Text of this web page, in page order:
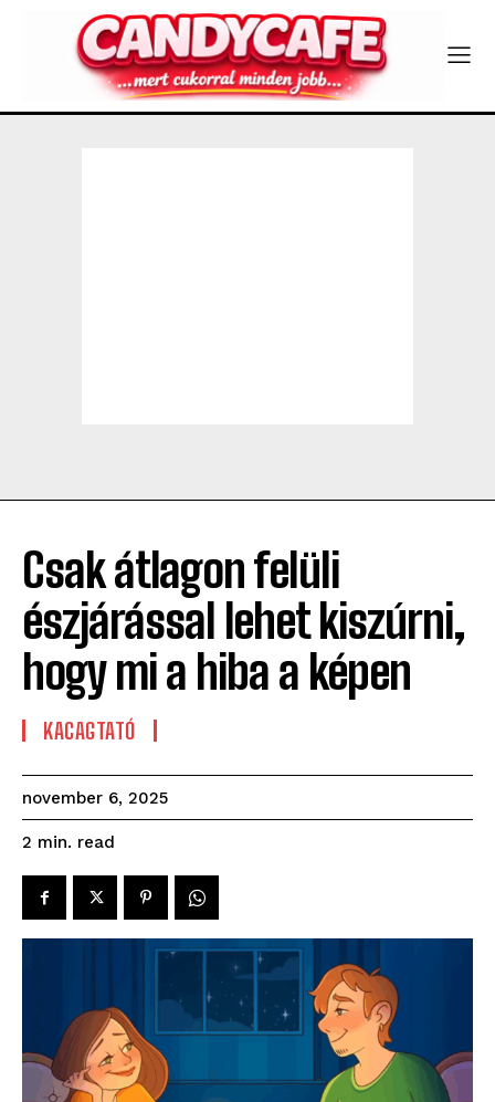
Csak átlagon felüli
észjárással lehet kiszúrni,
hogy mi a hiba a képen
KACAGTATÓ
november 6, 2025
2 min. read